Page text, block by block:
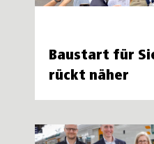
Baustart für
rückt näher